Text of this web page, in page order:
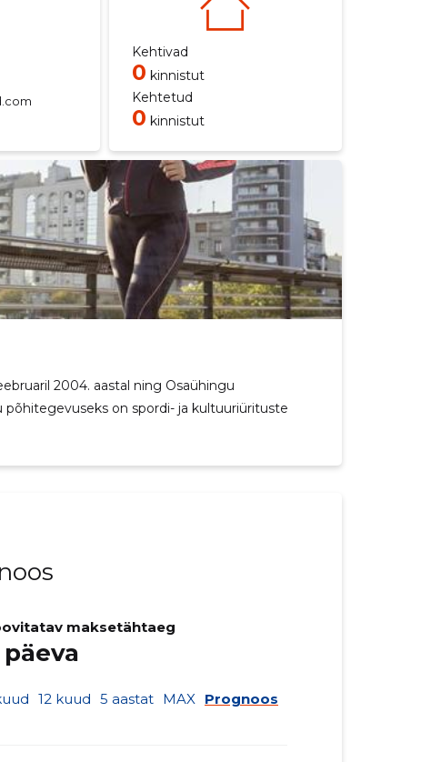
Kehtivad
0 kinnistut
Kehtetud
0 kinnistut
2004. aastal ning Osaühingu
põhitegevuseks on spordi- ja kultuuriürituste
maksetähtaeg
päeva
12 kuud 5 aastat MAX Prognoos